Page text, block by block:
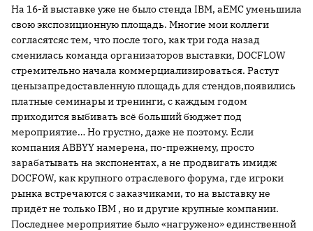
На 16-й выставке уже не было стенда IBM, аEMCуменьшила
свою экспозиционную площадь. Многие мои коллеги
согласятсяс тем, что после того, как три года назад
сменилась команда организаторов выставки, DOCFLOW
стремительно начала коммерциализироваться. Растут
ценызапредоставленную площадь для стендов,появились
платные семинары и тренинги, с каждым годом
приходится выбивать всё больший бюджет под
мероприятие… Но грустно, даже не поэтому. Если
компанияABBYYнамерена, по-прежнему, просто
зарабатывать на экспонентах, а не продвигать имидж
DOCFOW, как крупного отраслевого форума, где игроки
рынка встречаются с заказчиками, то на выставку не
придёт не толькоIBM , но и другие крупные компании.
Последнее мероприятие было «нагружено» единственной